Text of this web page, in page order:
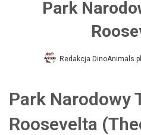
Park
Redakcja DinoAnimals.pl
Park Narodowy
Roosevelta